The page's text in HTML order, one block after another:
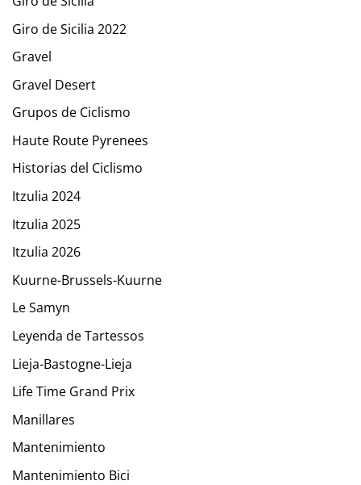
Giro de Sicilia 2022
Gravel
Gravel Desert
Grupos de Ciclismo
Haute Route Pyrenees
Historias del Ciclismo
Itzulia 2024
Itzulia 2025
Itzulia 2026
Kuurne-Brussels-Kuurne
Le Samyn
Leyenda de Tartessos
Lieja-Bastogne-Lieja
Life Time Grand Prix
Manillares
Mantenimiento
Mantenimiento Bici